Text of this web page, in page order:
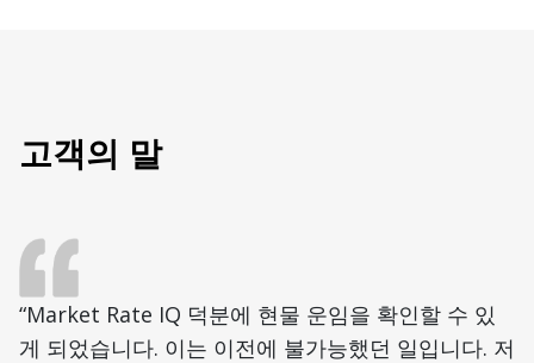
고객의 말
“Market Rate IQ 덕분에 현물 운임을 확인할 수 있
게 되었습니다. 이는 이전에 불가능했던 일입니다. 저